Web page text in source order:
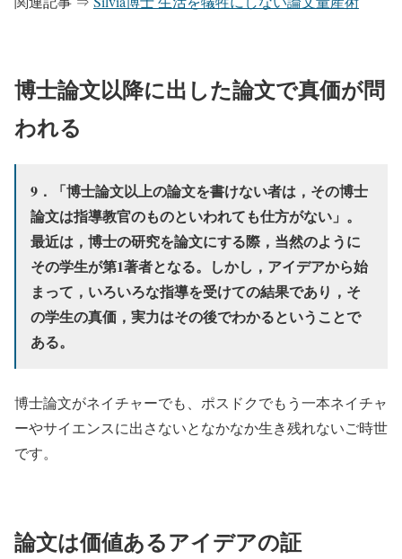
博士論文以降に出した論文で真価が問
われる
9．「博士論文以上の論文を書けない者は，その博士
論文は指導教官のものといわれても仕方がない」。
最近は，博士の研究を論文にする際，当然のように
その学生が第1著者となる。しかし，アイデアから始
まって，いろいろな指導を受けての結果であり，そ
の学生の真価，実力はその後でわかるということで
ある。
博士論文がネイチャーでも、ポスドクでもう一本ネイチャ
ーやサイエンスに出さないとなかなか生き残れないご時世
です。
論文は価値あるアイデアの証